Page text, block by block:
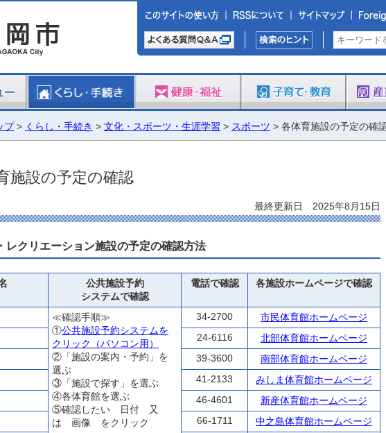
プ> くらし・手続き > 文化・スポーツ・生涯学習 > スポーツ > 各体育施設の予定の確
施設の予定の確認
最終更新日 2025年8月15日
レクリエーション施設の予定の確認方法
公共施設予約
システムで確認
電話で確認 各施設ホームページで確認
≪確認手順≫
①公共施設予約システムを
クリック（パソコン用）
②「施設の案内・予約」を
選ぶ
③「施設で探す」を選ぶ
④各体育館を選ぶ
⑤確認したい 日付 又
は 画像 をクリック
34-2700
市民体育館ホームページ
24-6116
北部体育館ホームページ
39-3600
南部体育館ホームページ
41-2133
みしま体育館ホームページ
46-4601
新産体育館ホームページ
66-1711
中之島体育館ホームページ